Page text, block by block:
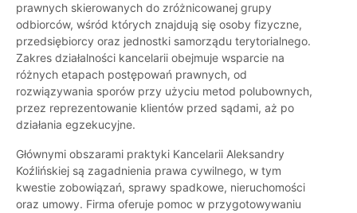
prawnych skierowanych do zróżnicowanej grupy
odbiorców, wśród których znajdują się osoby fizyczne,
przedsiębiorcy oraz jednostki samorządu terytorialnego.
Zakres działalności kancelarii obejmuje wsparcie na
różnych etapach postępowań prawnych, od
rozwiązywania sporów przy użyciu metod polubownych,
przez reprezentowanie klientów przed sądami, aż po
działania egzekucyjne.
Głównymi obszarami praktyki Kancelarii Aleksandry
Koźlińskiej są zagadnienia prawa cywilnego, w tym
kwestie zobowiązań, sprawy spadkowe, nieruchomości
oraz umowy. Firma oferuje pomoc w przygotowywaniu